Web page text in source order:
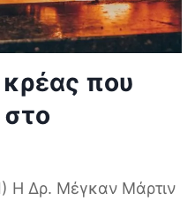
που
Η Δρ. Μέγκαν Μάρτιν